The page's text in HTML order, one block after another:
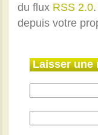
du flux RSS 2.0.
depuis votre
Laisser une